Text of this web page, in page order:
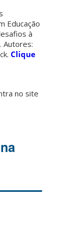
Educação
à
Autores:
Clique
no site